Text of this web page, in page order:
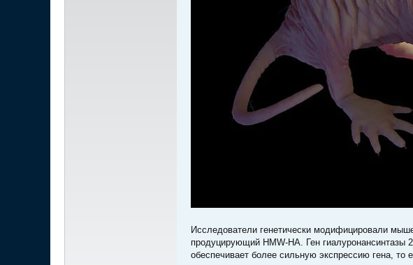
Исследователи генетически модифицировали
продуцирующий HMW-HA. Ген гиалуронансинтазы
обеспечивает более сильную экспрессию гена, то